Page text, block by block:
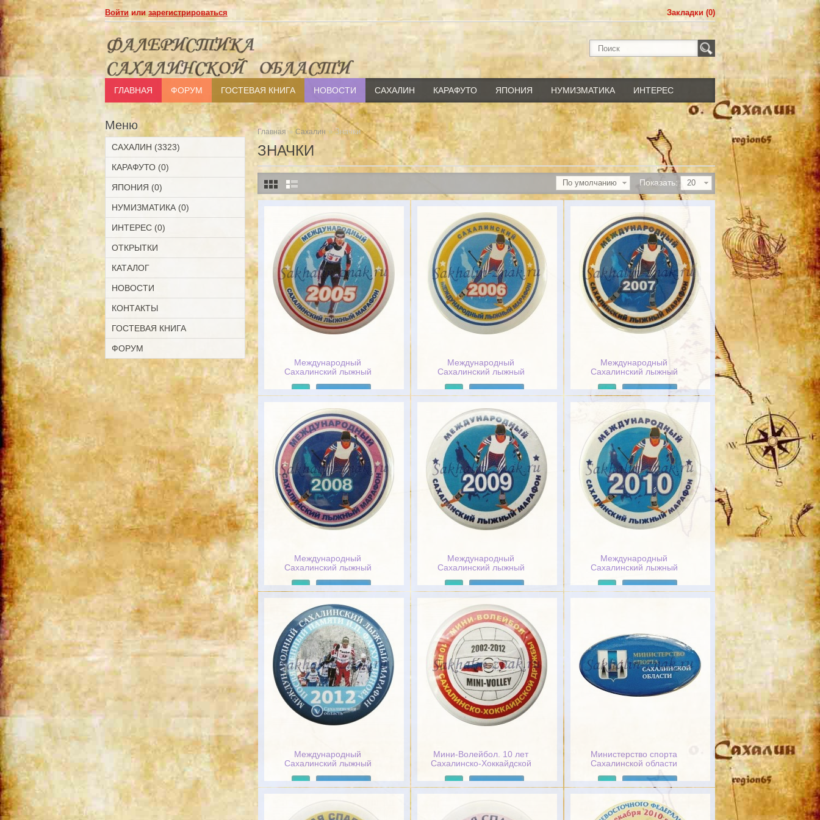
Войти илизарегистрироваться Закладки (0)
ГЛАВНАЯ ФОРУМ ГОСТЕВАЯ КНИГА НОВОСТИ САХАЛИН КАРАФУТО ЯПОНИЯ НУМИЗМАТИКА ИНТЕРЕС
Меню
САХАЛИН (3323)
КАРАФУТО (0)
ЯПОНИЯ (0)
НУМИЗМАТИКА (0)
ИНТЕРЕС (0)
ОТКРЫТКИ
КАТАЛОГ
НОВОСТИ
КОНТАКТЫ
ГОСТЕВАЯ КНИГА
ФОРУМ
Главная » Сахалин » Значки
ЗНАЧКИ
Показать: 20
По умолчанию
Международный
Сахалинский лыжный
Международный
Сахалинский лыжный
Международный
Сахалинский лыжный
Международный
Сахалинский лыжный
Международный
Сахалинский лыжный
Международный
Сахалинский лыжный
Международный
Сахалинский лыжный
памяти И.П.Фархутдинова.
2012г
Мини-Волейбол. 10 лет
Сахалинско-Хоккайдской
Министерство спорта
Сахалинской области